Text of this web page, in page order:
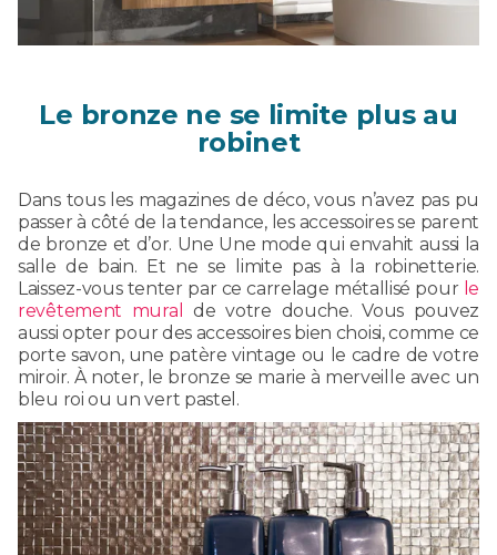
Le bronze ne se limite plus au
robinet
Dans tous les magazines de déco, vous n’avez pas pu
passer à côté de la tendance, les accessoires se parent
de bronze et d’or. Une Une mode qui envahit aussi la
salle de bain. Et ne se limite pas à la robinetterie.
Laissez-vous tenter par ce carrelage métallisé pour le
revêtement mural
de votre douche. Vous pouvez
aussi opter pour des accessoires bien choisi, comme ce
porte savon, une patère vintage ou le cadre de votre
miroir. À noter, le bronze se marie à merveille avec un
bleu roi ou un vert pastel.